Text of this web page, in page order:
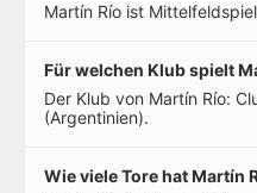
Martín Río ist
Für welchen Klub spielt
Der Klub von Martín Río:
(Argentinien).
Wie viele Tore hat Martín